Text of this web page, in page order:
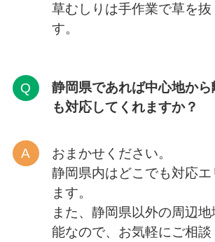
草むしりは手作業で草を
す。
静岡県であれば中心地から
も対応してくれますか？
おまかせください。
静岡県内はどこでも対応エ
ます。
また、静岡県以外の周辺
能なので、お気軽にご相談